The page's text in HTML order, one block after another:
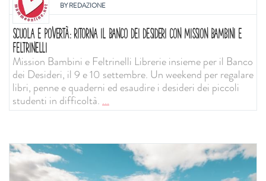
BYREDAZIONE
SCUOLA E POVERTÀ: RITORNA IL BANCO DEI DESIDERI CON MISSION BAMBINI E
FELTRINELLI
Mission Bambini e Feltrinelli Librerie insieme per il Banco
dei Desideri, il 9 e 10 settembre. Un weekend per regalare
libri, penne e quaderni ed esaudire i desideri dei piccoli
studenti in difficoltà....